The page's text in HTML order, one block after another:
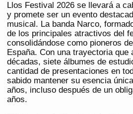
Llos Festival 2026 se llevará a
y promete ser un evento
musical. La banda Narco,
de los principales atractivos del
consolidándose como pioneros
España. Con una trayectoria que
décadas, siete álbumes de
cantidad de presentaciones en
sabido mantener su esencia
años, incluso después de un
años.